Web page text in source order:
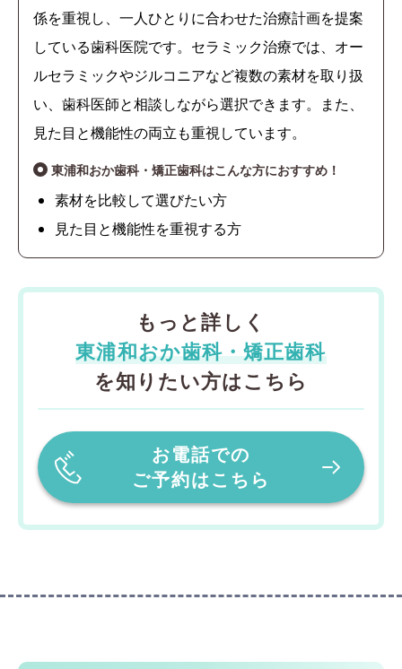
係を重視し、一人ひとりに合わせた治療計画を提案
している歯科医院です。セラミック治療では、オー
ルセラミックやジルコニアなど複数の素材を取り扱
い、歯科医師と相談しながら選択できます。また、
見た目と機能性の両立も重視しています。
東浦和おか歯科・矯正歯科はこんな方におすすめ！
素材を比較して選びたい方
見た目と機能性を重視する方
もっと詳しく
東浦和おか歯科・矯正歯科
を知りたい方はこちら
お電話での
ご予約はこちら